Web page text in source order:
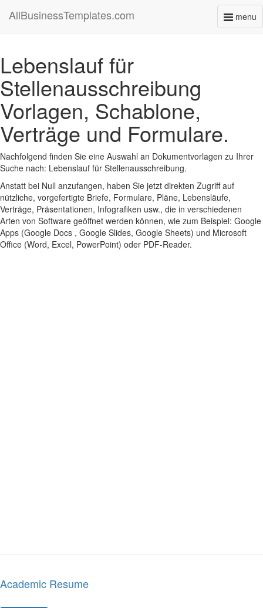
menu
AllBusinessTemplates.com
Lebenslauf für
Stellenausschreibung
Vorlagen, Schablone,
Verträge und Formulare.
Nachfolgend finden Sie eine Auswahl an Dokumentvorlagen zu Ihrer
Suche nach: Lebenslauf für Stellenausschreibung.
Anstatt bei Null anzufangen, haben Sie jetzt direkten Zugriff auf
nützliche, vorgefertigte Briefe, Formulare, Pläne, Lebensläufe,
Verträge, Präsentationen, Infografiken usw., die in verschiedenen
Arten von Software geöffnet werden können, wie zum Beispiel: Google
Apps (Google Docs , Google Slides, Google Sheets) und Microsoft
Office (Word, Excel, PowerPoint) oder PDF-Reader.
Academic Resume